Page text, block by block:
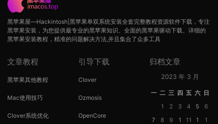
黑苹果屋—Hackintosh|黑苹果单双系统安装全套完整教程资源软件下载，专注
黑苹果安装，为您提供最专业的黑苹果知识、全面的黑苹果驱动下载、详细的
黑苹果安装教程，精准的问题解决方法,并且集合了众多工具
文章教程
黑苹果其他教程
Mac使用技巧
Clover系统优化
引导下载
Clover
Ozmosis
OpenCore
归档文章
2023 年 3 月
一 二 三 四 五 六 日
1
2 3 4 5
6
7
8 9
1
11
1
1